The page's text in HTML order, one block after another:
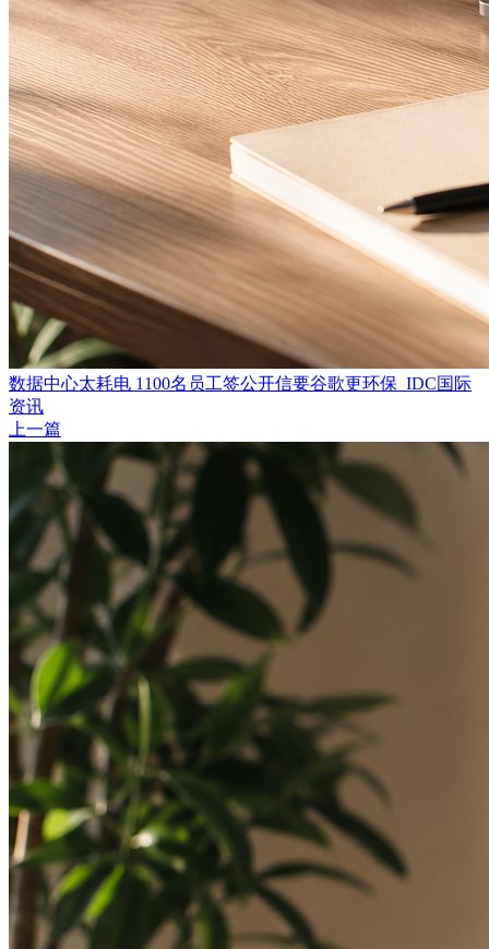
数据中心太耗电 1100名员工签公开信要谷歌更环保_IDC国际
资讯
上一篇